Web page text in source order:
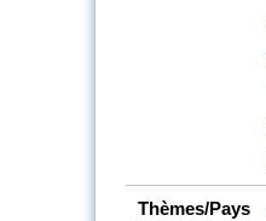
Thèmes/Pays